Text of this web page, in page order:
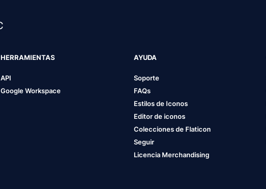
HERRAMIENTAS
API
Google Workspace
AYUDA
Soporte
FAQs
Estilos de Iconos
Editor de iconos
Colecciones de Flaticon
Seguir
Licencia Merchandising